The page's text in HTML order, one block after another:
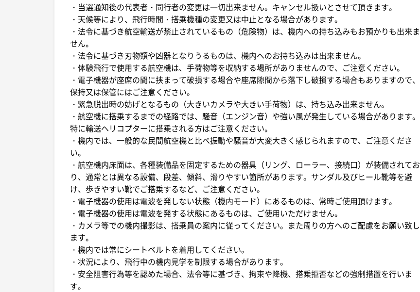
・当選通知後の代表者・同行者の変更は一切出来ません。キャンセル扱いとさせて頂きます。
・天候等により、飛行時間・搭乗機種の変更又は中止となる場合があります。
・法令に基づき航空輸送が禁止されているもの（危険物）は、機内への持ち込みもお預かりも出来ま
せん。
・法令に基づき刃物類や凶器となりうるものは、機内へのお持ち込みは出来ません。
・体験飛行で使用する航空機は、手荷物等を収納する場所がありませんので、ご注意ください。
・電子機器が座席の間に挟まって破損する場合や座席隙間から落下し破損する場合もありますので、
保持又は保管にはご注意ください。
・緊急脱出時の妨げとなるもの（大きいカメラや大きい手荷物）は、持ち込み出来ません。
・航空機に搭乗するまでの経路では、騒音（エンジン音）や強い風が発生している場合があります。
特に輸送ヘリコプターに搭乗される方はご注意ください。
・機内では、一般的な民間航空機と比べ振動や騒音が大変大きく感じられますので、ご注意くださ
い。
・航空機内床面は、各種装備品を固定するための器具（リング、ローラー、接続口）が装備されてお
り、通常とは異なる設備、段差、傾斜、滑りやすい箇所があります。サンダル及びヒール靴等を避
け、歩きやすい靴でご搭乗するなど、ご注意ください。
・電子機器の使用は電波を発しない状態（機内モード）にあるものは、常時ご使用頂けます。
・電子機器の使用は電波を発する状態にあるものは、ご使用いただけません。
・カメラ等での機内撮影は、搭乗員の案内に従ってください。また周りの方へのご配慮をお願い致し
ます。
・機内では常にシートベルトを着用してください。
・状況により、飛行中の機内見学を制限する場合があります。
・安全阻害行為等を認めた場合、法令等に基づき、拘束や降機、搭乗拒否などの強制措置を行いま
す。